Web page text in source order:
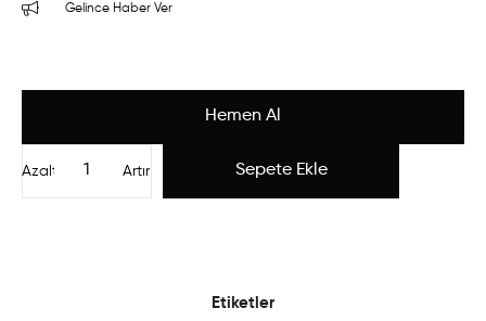
Gelince Haber Ver
Artır
Azalt
Etiketler